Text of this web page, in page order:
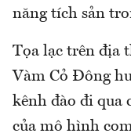
năng tích sản
Tọa lạc trên địa
Vàm Cỏ Đông
kênh đào đi qua
của mô hình